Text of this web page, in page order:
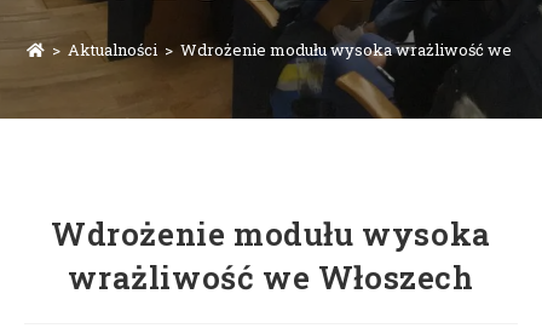
> Aktualności > Wdrożenie modułu wysoka wrażliwość we
Wdrożenie modułu wysoka
wrażliwość we Włoszech